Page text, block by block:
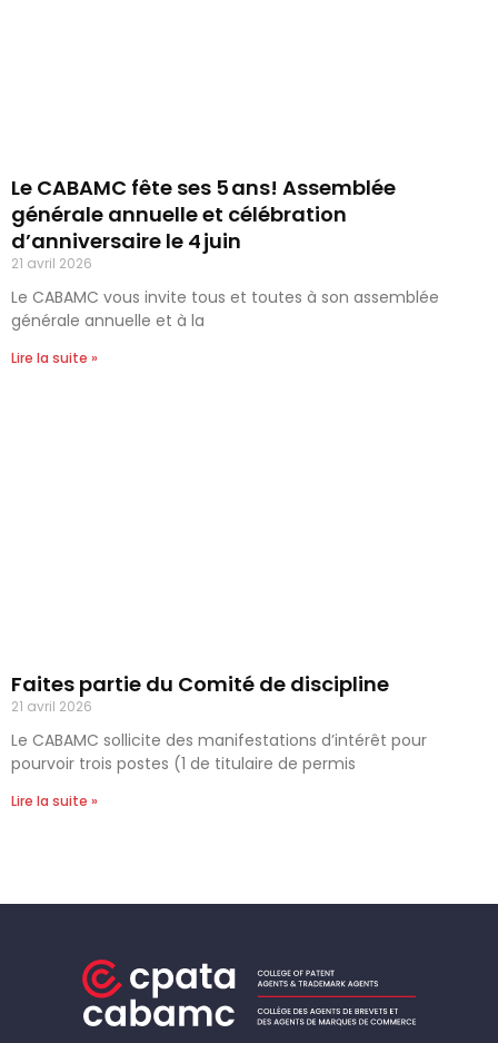
Le CABAMC fête ses 5 ans! Assemblée
générale annuelle et célébration
d’anniversaire le 4 juin
21 avril 2026
Le CABAMC vous invite tous et toutes à son assemblée
générale annuelle et à la
Lire la suite »
Faites partie du Comité de discipline
21 avril 2026
Le CABAMC sollicite des manifestations d’intérêt pour
pourvoir trois postes (1 de titulaire de permis
Lire la suite »